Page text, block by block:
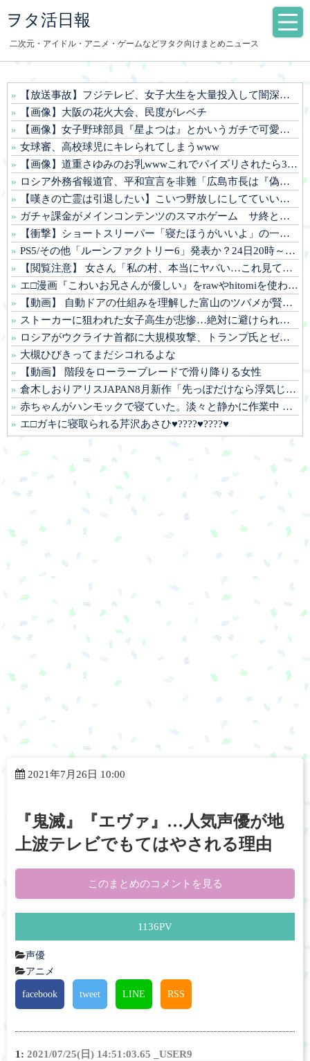
ヲタ活日報
二次元・アイドル・アニメ・ゲームなどヲタク向けまとめニュース
【放送事故】フジテレビ、女子大生を大量投入して闇深エロ番組www
【画像】大阪の花火大会、民度がレベチ
【画像】女子野球部員『星よつは』とかいうガチで可愛すぎるJKwww
女球審、高校球児にキレられてしまうwww
【画像】道重さゆみのお乳wwwこれでパイズリされたら3秒で果てるだろ
ロシア外務省報道官、平和宣言を非難「広島市長は『偽りの呪文』を繰り返している」
【嘆きの亡霊は引退したい】こいつ野放しにしてていいやつなの…？
ガチャ課金がメインコンテンツのスマホゲーム サ終と倒産が相次ぎ終わる
【衝撃】ショートスリーパー「寝たほうがいいよ」の一言にブチギレwww(※動画あり)
PS5/その他「ルーンファクトリー6」発表か？24日20時～最新情報を告知する20周年記念放送を実施
【閲覧注意】 女さん「私の村、本当にヤバい…これ見て…」（衝撃動画）
エ□漫画『こわいお兄さんが優しい』をrawやhitomiを使わずに無料で読む方法│sin
【動画】 自動ドアの仕組みを理解した富山のツバメが賢い。
ストーカーに狙われた女子高生が悲惨…絶対に避けられない中出しレ●プGIF画像
ロシアがウクライナ首都に大規模攻撃、トランプ氏とゼレンスキー氏の和平交渉前に
大槻ひびきってまだシコれるよな
【動画】 階段をローラーブレードで滑り降りる女性
倉木しおりアリスJAPAN8月新作「先っぽだけなら浮気じゃないよ？イケないギリギリの焦らし責めに屈し膣奥深ハメ浮気」理性崩壊NTR作品！！
赤ちゃんがハンモックで寝ていた。淡々と静かに作業中 → 無心な労働者の顔はこちらです…
エ□ガキに寝取られる芹沢あさひ♥️????♥️????♥️
2021年7月26日 10:00
『鬼滅』『エヴァ』…人気声優が地
上波テレビでもてはやされる理由
このまとめのコメントを見る
1136PV
声優
アニメ
facebook tweet LINE RSS
1: 2021/07/25(日) 14:51:03.65 _USER9